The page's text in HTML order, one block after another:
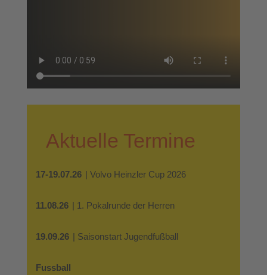
Aktuelle Termine
17-19.07.26 | Volvo Heinzler Cup 2026
11.08.26 | 1. Pokalrunde der Herren
19.09.26 | Saisonstart Jugendfußball
Fussball